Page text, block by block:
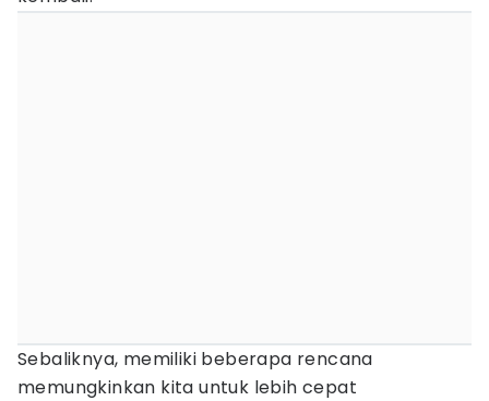
Sebaliknya, memiliki beberapa rencana
memungkinkan kita untuk lebih cepat